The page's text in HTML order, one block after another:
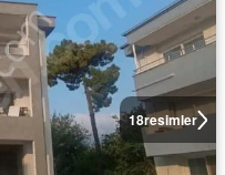
18resimler